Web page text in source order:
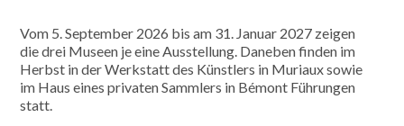
Vom 5. September 2026 bis am 31. Januar 2027 zeigen
die drei Museen je eine Ausstellung. Daneben finden im
Herbst in der Werkstatt des Künstlers in Muriaux sowie
im Haus eines privaten Sammlers in Bémont Führungen
statt.